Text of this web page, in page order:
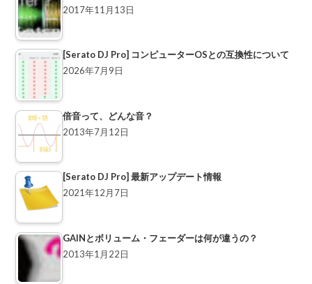
2017年11月13日
[Serato DJ Pro] コンピューターOSとの互換性について
2026年7月9日
倍音って、どんな音？
2013年7月12日
[Serato DJ Pro] 最新アップデート情報
2021年12月7日
GAINとボリューム・フェーダーは何が違うの？
2013年1月22日